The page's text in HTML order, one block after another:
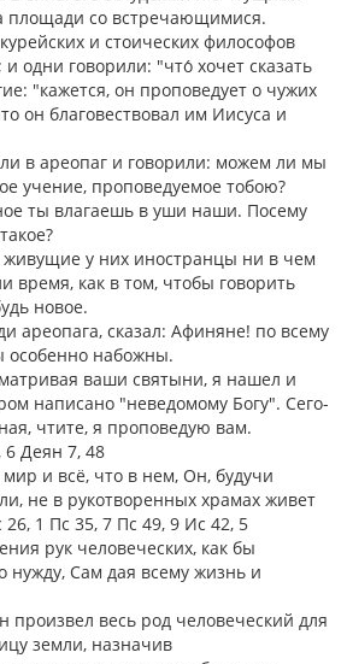
площади со встречающимися.
и стоических философов
одни говорили: "что́ хочет сказать
"кажется, он проповедует о чужих
он благовествовал им Иисуса и
в ареопаг и говорили: можем ли мы
учение, проповедуемое тобою?
ты влагаешь в уши наши. Посему
у них иностранцы ни в чем
время, как в том, чтобы говорить
новое.
ареопага, сказал: Афиняне! по всему
особенно набожны.
ваши святыни, я нашел и
написано "неведомому Богу". Сего-
чтите, я проповедую вам.
6 Деян 7, 48
и всё, что в нем, Он, будучи
не в рукотворенных храмах живет
1 Пс 35, 7 Пс 49, 9 Ис 42, 5
рук человеческих, как бы
Сам дая всему жизнь и
произвел весь род человеческий для
земли, назначив